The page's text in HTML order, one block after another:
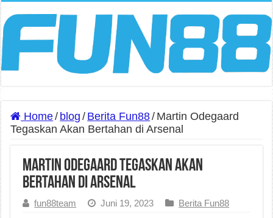
Home/ blog / Berita Fun88/ Martin Odegaard
Tegaskan Akan Bertahan di Arsenal
Martin Odegaard Tegaskan Akan
Bertahan di Arsenal
fun88team Juni 19, 2023 Berita Fun88